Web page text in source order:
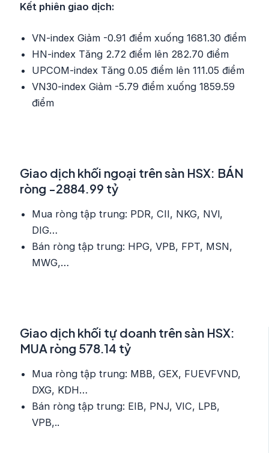
Kết phiên giao dịch:
VN-index Giảm -0.91 điểm xuống 1681.30 điểm
HN-index Tăng 2.72 điểm lên 282.70 điểm
UPCOM-index Tăng 0.05 điểm lên 111.05 điểm
VN30-index Giảm -5.79 điểm xuống 1859.59
điểm
Giao dịch khối ngoại trên sàn HSX: BÁN
ròng -2884.99 tỷ
Mua ròng tập trung: PDR, CII, NKG, NVl,
DIG…
Bán ròng tập trung: HPG, VPB, FPT, MSN,
MWG,…
Giao dịch khối tự doanh trên sàn HSX:
MUA ròng 578.14 tỷ
Mua ròng tập trung: MBB, GEX, FUEVFVND,
DXG, KDH…
Bán ròng tập trung: EIB, PNJ, VIC, LPB,
VPB,..